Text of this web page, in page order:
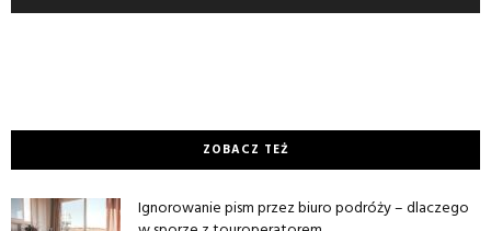
ZOBACZ TEŻ
Ignorowanie pism przez biuro podróży – dlaczego